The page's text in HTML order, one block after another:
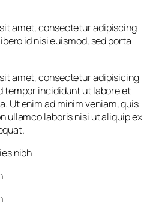
amet, consectetur adipiscing
id nisi euismod, sed porta
amet, consectetur adipisicing
tempor incididunt ut labore et
Ut enim ad minim veniam, quis
ullamco laboris nisi ut aliquip ex
nibh